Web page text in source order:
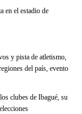
en el estadio de
y pista de atletismo,
del país, evento
clubes de Ibagué, su